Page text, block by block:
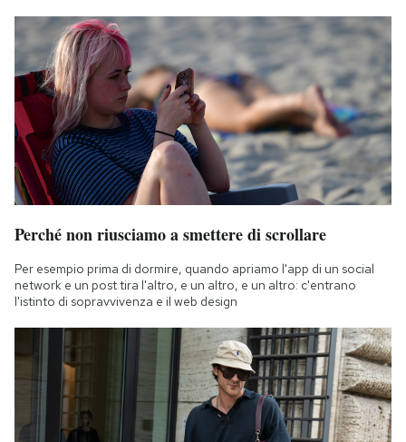
Perché non riusciamo a smettere di scrollare
Per esempio prima di dormire, quando apriamo l'app di un social
network e un post tira l'altro, e un altro, e un altro: c'entrano
l'istinto di sopravvivenza e il web design